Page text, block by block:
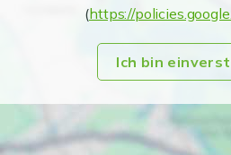
(https://
Ich bin